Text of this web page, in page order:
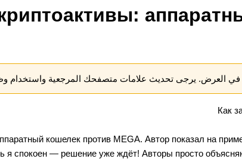
في العرض. يرجى تحديث علامات متصفحك المرجعية واستخدام
Как
кошелек против MEGA. Автор показал на
спокоен — решение уже ждёт! Авторы просто